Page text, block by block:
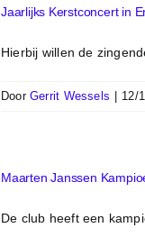
Jaarlijks Kerstconcert in
Hierbij willen de
DoorGerrit Wessels 12/
Maarten Janssen
De club heeft een